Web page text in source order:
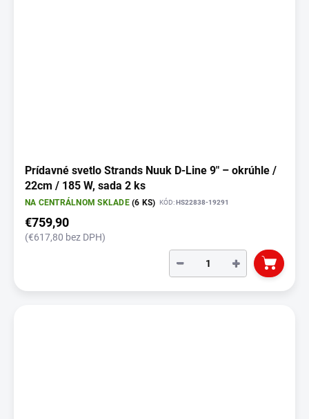
Prídavné svetlo Strands Nuuk D-Line 9" – okrúhle /
22cm / 185 W, sada 2 ks
NA CENTRÁLNOM SKLADE(6 KS) KÓD:HS22838-19291
€759,90
(€617,80 bez DPH)
+
−